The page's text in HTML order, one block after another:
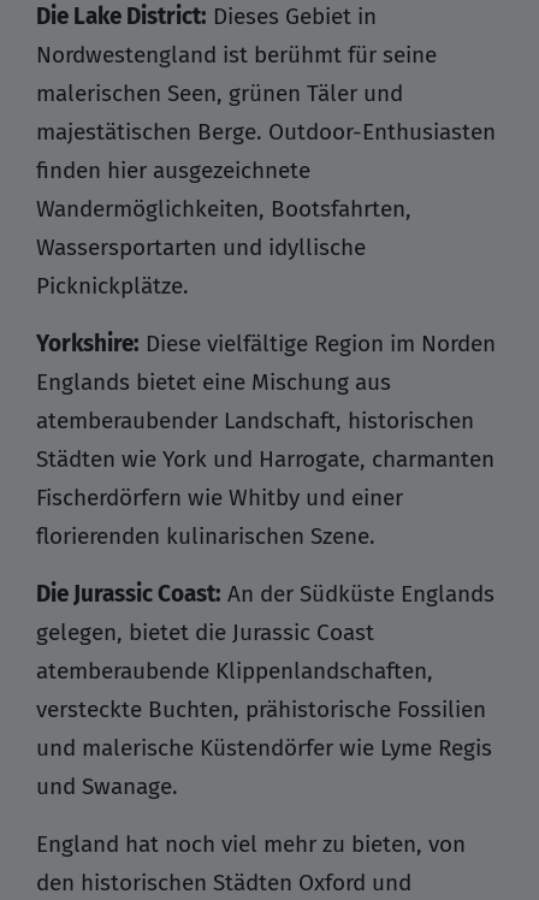
Die Lake District: Dieses Gebiet in
Nordwestengland ist berühmt für seine
malerischen Seen, grünen Täler und
majestätischen Berge. Outdoor-Enthusiasten
finden hier ausgezeichnete
Wandermöglichkeiten, Bootsfahrten,
Wassersportarten und idyllische
Picknickplätze.
Yorkshire: Diese vielfältige Region im Norden
Englands bietet eine Mischung aus
atemberaubender Landschaft, historischen
Städten wie York und Harrogate, charmanten
Fischerdörfern wie Whitby und einer
florierenden kulinarischen Szene.
Die Jurassic Coast: An der Südküste Englands
gelegen, bietet die Jurassic Coast
atemberaubende Klippenlandschaften,
versteckte Buchten, prähistorische Fossilien
und malerische Küstendörfer wie Lyme Regis
und Swanage.
England hat noch viel mehr zu bieten, von
den historischen Städten Oxford und